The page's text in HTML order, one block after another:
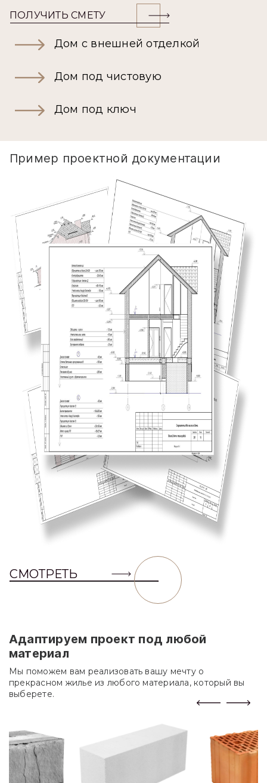
ПОЛУЧИТЬ СМЕТУ
Дом с внешней отделкой
Дом под чистовую
Дом под ключ
Пример проектной документации
СМОТРЕТЬ
Адаптируем проект под любой
материал
Мы поможем вам реализовать вашу мечту о
прекрасном жилье из любого материала, который вы
выберете.